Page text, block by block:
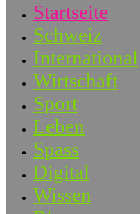
Startseite
Schweiz
International
Wirtschaft
Sport
Leben
Spass
Digital
Wissen